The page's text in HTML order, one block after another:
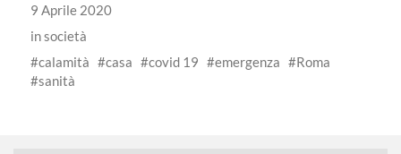
9 Aprile 2020
insocietà
calamità
casa covid 19 emergenza
Roma
sanità